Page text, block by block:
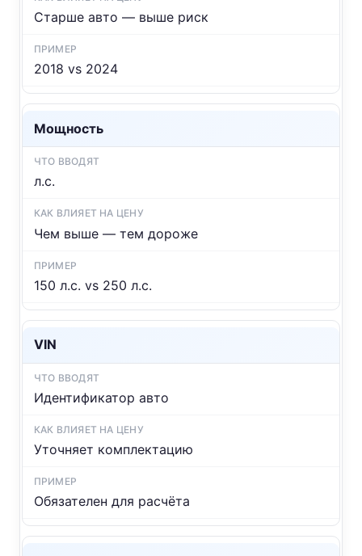
Старше авто — выше риск
2018 vs 2024
Мощность
л.с.
Чем выше — тем дороже
150 л.с. vs 250 л.с.
VIN
Идентификатор авто
Уточняет комплектацию
Обязателен для расчёта